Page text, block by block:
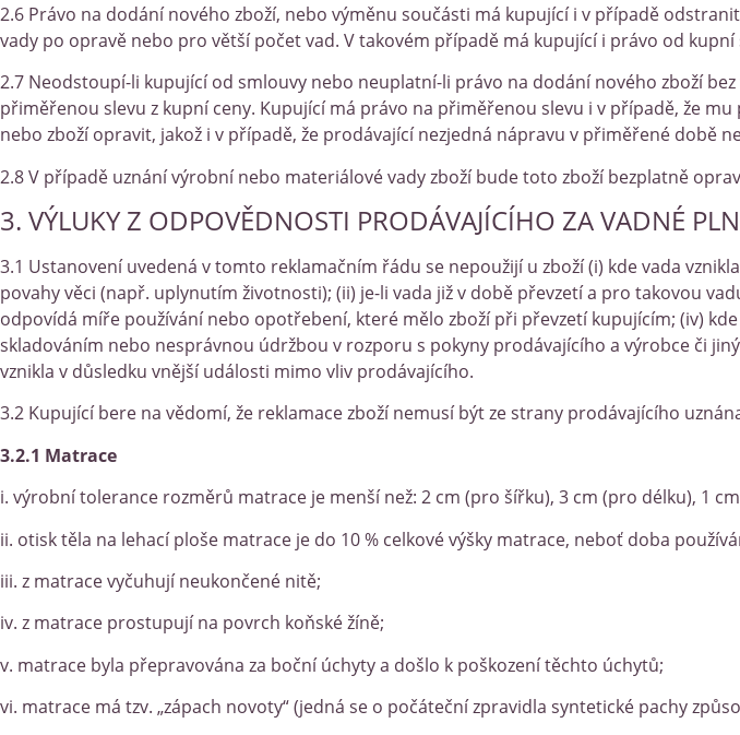
2.6 Právo na dodání nového zboží, nebo výměnu součásti má kupující i v případě
vady po opravě nebo pro větší počet vad. V takovém případě má kupující i právo od
2.7 Neodstoupí-li kupující od smlouvy nebo neuplatní-li právo na dodání nového zboží
přiměřenou slevu z kupní ceny. Kupující má právo na přiměřenou slevu i v případě, že
nebo zboží opravit, jakož i v případě, že prodávající nezjedná nápravu v přiměřené době
2.8 V případě uznání výrobní nebo materiálové vady zboží bude toto zboží bezplatně
3. VÝLUKY Z ODPOVĚDNOSTI PRODÁVAJÍCÍHO ZA VADNÉ
3.1 Ustanovení uvedená v tomto reklamačním řádu se nepoužijí u zboží (i) kde vada
povahy věci (např. uplynutím životnosti); (ii) je-li vada již v době převzetí a pro takovou
odpovídá míře používání nebo opotřebení, které mělo zboží při převzetí kupujícím; (iv)
skladováním nebo nesprávnou údržbou v rozporu s pokyny prodávajícího a výrobce či
vznikla v důsledku vnější události mimo vliv prodávajícího.
3.2 Kupující bere na vědomí, že reklamace zboží nemusí být ze strany prodávajícího
3.2.1 Matrace
i. výrobní tolerance rozměrů matrace je menší než: 2 cm (pro šířku), 3 cm (pro délku), 1
ii. otisk těla na lehací ploše matrace je do 10 % celkové výšky matrace, neboť doba
iii. z matrace vyčuhují neukončené nitě;
iv. z matrace prostupují na povrch koňské žíně;
v. matrace byla přepravována za boční úchyty a došlo k poškození těchto úchytů;
vi. matrace má tzv. „zápach novoty“ (jedná se o počáteční zpravidla syntetické pachy